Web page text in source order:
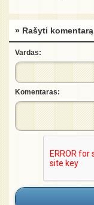
» Rašyti komentarą
Vardas:
Komentaras: